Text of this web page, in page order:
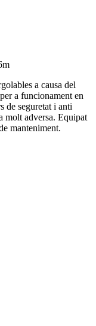
a causa del
a funcionament en
de seguretat i anti
molt adversa. Equipat
manteniment.